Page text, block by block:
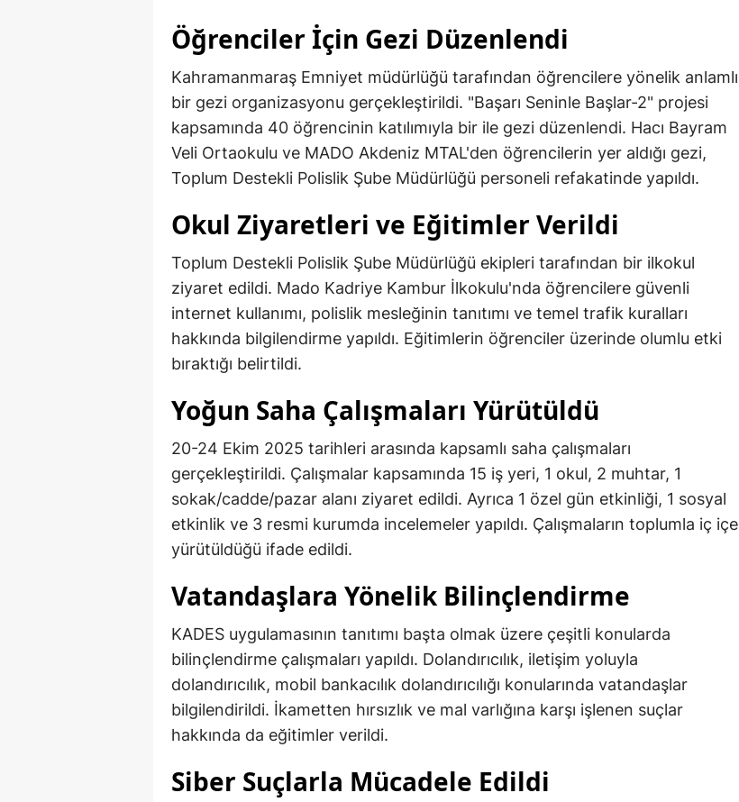
Öğrenciler İçin Gezi Düzenlendi
Kahramanmaraş Emniyet müdürlüğü tarafından öğrencilere yönelik anlamlı
bir gezi organizasyonu gerçekleştirildi. "Başarı Seninle Başlar-2" projesi
kapsamında 40 öğrencinin katılımıyla bir ile gezi düzenlendi. Hacı Bayram
Veli Ortaokulu ve MADO Akdeniz MTAL'den öğrencilerin yer aldığı gezi,
Toplum Destekli Polislik Şube Müdürlüğü personeli refakatinde yapıldı.
Okul Ziyaretleri ve Eğitimler Verildi
Toplum Destekli Polislik Şube Müdürlüğü ekipleri tarafından bir ilkokul
ziyaret edildi. Mado Kadriye Kambur İlkokulu'nda öğrencilere güvenli
internet kullanımı, polislik mesleğinin tanıtımı ve temel trafik kuralları
hakkında bilgilendirme yapıldı. Eğitimlerin öğrenciler üzerinde olumlu etki
bıraktığı belirtildi.
Yoğun Saha Çalışmaları Yürütüldü
20-24 Ekim 2025 tarihleri arasında kapsamlı saha çalışmaları
gerçekleştirildi. Çalışmalar kapsamında 15 iş yeri, 1 okul, 2 muhtar, 1
sokak/cadde/pazar alanı ziyaret edildi. Ayrıca 1 özel gün etkinliği, 1 sosyal
etkinlik ve 3 resmi kurumda incelemeler yapıldı. Çalışmaların toplumla iç içe
yürütüldüğü ifade edildi.
Vatandaşlara Yönelik Bilinçlendirme
KADES uygulamasının tanıtımı başta olmak üzere çeşitli konularda
bilinçlendirme çalışmaları yapıldı. Dolandırıcılık, iletişim yoluyla
dolandırıcılık, mobil bankacılık dolandırıcılığı konularında vatandaşlar
bilgilendirildi. İkametten hırsızlık ve mal varlığına karşı işlenen suçlar
hakkında da eğitimler verildi.
Siber Suçlarla Mücadele Edildi